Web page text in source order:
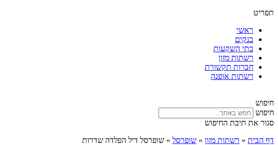
תפריט
ראשי
בנקים
בתי השקעות
רשתות מזון
חברות תקשורת
רשתות אופנה
חיפוש
חיפוש
סגור את תיבת החיפוש
דף הבית » רשתות מזון » שופרסל » שופרסל דיל הפלדה שדרות